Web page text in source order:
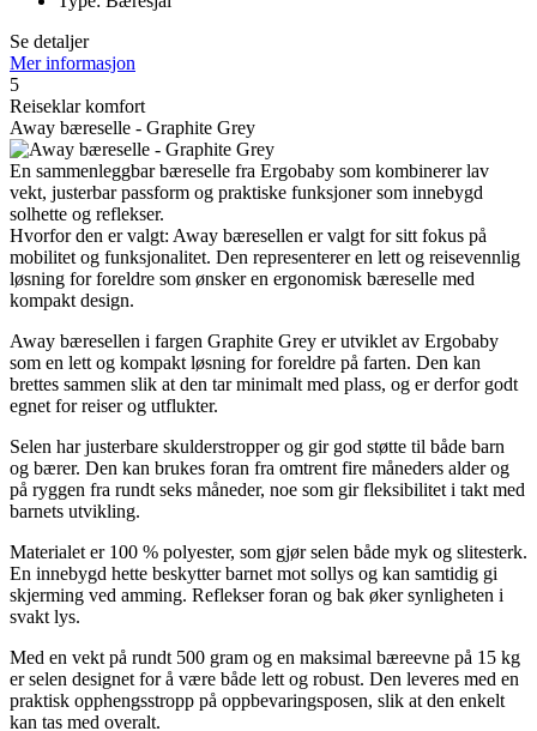
Se detaljer
Mer informasjon
5
Reiseklar komfort
Away bæreselle - Graphite Grey
En sammenleggbar bæreselle fra Ergobaby som kombinerer lav
vekt, justerbar passform og praktiske funksjoner som innebygd
solhette og reflekser.
Hvorfor den er valgt: Away bæresellen er valgt for sitt fokus på
mobilitet og funksjonalitet. Den representerer en lett og reisevennlig
løsning for foreldre som ønsker en ergonomisk bæreselle med
kompakt design.
Away bæresellen i fargen Graphite Grey er utviklet av Ergobaby
som en lett og kompakt løsning for foreldre på farten. Den kan
brettes sammen slik at den tar minimalt med plass, og er derfor godt
egnet for reiser og utflukter.
Selen har justerbare skulderstropper og gir god støtte til både barn
og bærer. Den kan brukes foran fra omtrent fire måneders alder og
på ryggen fra rundt seks måneder, noe som gir fleksibilitet i takt med
barnets utvikling.
Materialet er 100 % polyester, som gjør selen både myk og slitesterk.
En innebygd hette beskytter barnet mot sollys og kan samtidig gi
skjerming ved amming. Reflekser foran og bak øker synligheten i
svakt lys.
Med en vekt på rundt 500 gram og en maksimal bæreevne på 15 kg
er selen designet for å være både lett og robust. Den leveres med en
praktisk opphengsstropp på oppbevaringsposen, slik at den enkelt
kan tas med overalt.